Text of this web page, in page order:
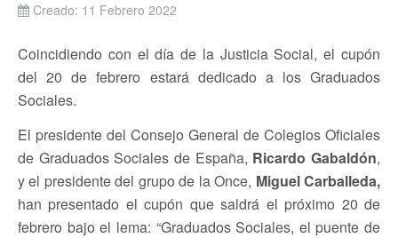
Nuestro compañero Pedro Chueca, es miembro del
Creado: 11 Febrero 2022
Coincidiendo con el día de la Justicia Social, el cupón
del 20 de febrero estará dedicado a los Graduados
Sociales.
El presidente del Consejo General de Colegios Oficiales
de Graduados Sociales de España, Ricardo Gabaldón,
y el presidente del grupo de la Once, Miguel Carballeda,
han presentado el cupón que saldrá el próximo 20 de
febrero bajo el lema: “Graduados Sociales, el puente de